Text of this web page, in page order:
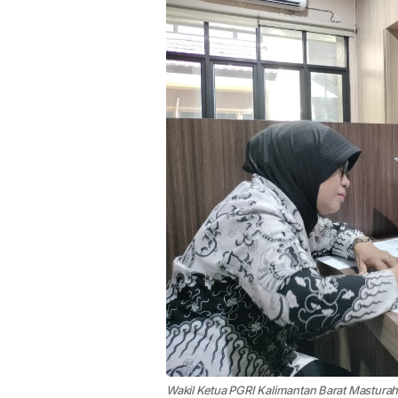
Wakil Ketua PGRI Kalimantan Barat